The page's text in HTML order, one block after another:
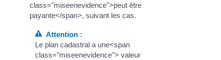
class="miseenevidence">peut être
payante</span>, suivant les cas.
Attention :
Le plan cadastral a une<span
class="miseenevidence"> valeur